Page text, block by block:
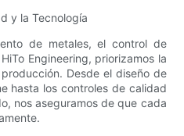
y la Tecnología
de metales, el control de
Engineering, priorizamos la
Desde el diseño de
hasta los controles de calidad
nos aseguramos de que cada